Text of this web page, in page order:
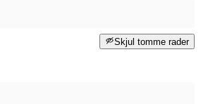
Skjul tomme rader